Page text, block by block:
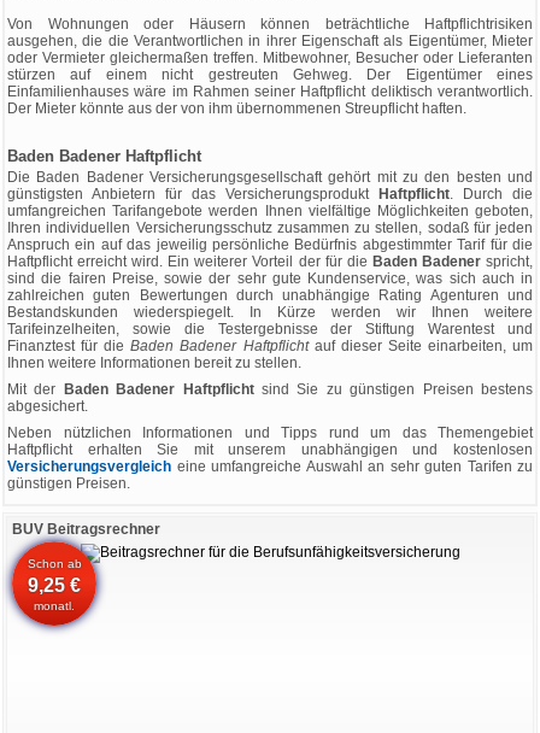
Von Wohnungen oder Häusern können beträchtliche Haftpflichtrisiken
ausgehen, die die Verantwortlichen in ihrer Eigenschaft als Eigentümer, Mieter
oder Vermieter gleichermaßen treffen. Mitbewohner, Besucher oder Lieferanten
stürzen auf einem nicht gestreuten Gehweg. Der Eigentümer eines
Einfamilienhauses wäre im Rahmen seiner Haftpflicht deliktisch verantwortlich.
Der Mieter könnte aus der von ihm übernommenen Streupflicht haften.
Baden Badener Haftpflicht
Die Baden Badener Versicherungsgesellschaft gehört mit zu den besten und
günstigsten Anbietern für das Versicherungsprodukt
Haftpflicht. Durch die
umfangreichen Tarifangebote werden Ihnen vielfältige Möglichkeiten geboten,
Ihren individuellen Versicherungsschutz zusammen zu stellen, sodaß für jeden
Anspruch ein auf das jeweilig persönliche Bedürfnis abgestimmter Tarif für die
Haftpflicht erreicht wird. Ein weiterer Vorteil der für die Baden Badenerspricht,
sind die fairen Preise, sowie der sehr gute Kundenservice, was sich auch in
zahlreichen guten Bewertungen durch unabhängige Rating Agenturen und
Bestandskunden wiederspiegelt. In Kürze werden wir Ihnen weitere
Tarifeinzelheiten, sowie die Testergebnisse der Stiftung Warentest und
Finanztest für dieBaden Badener Haftpflichtauf dieser Seite einarbeiten, um
Ihnen weitere Informationen bereit zu stellen.
Mit der
Baden Badener Haftpflichtsind Sie zu günstigen Preisen bestens
abgesichert.
Neben nützlichen Informationen und Tipps rund um das Themengebiet
Haftpflicht erhalten Sie mit unserem unabhängigen und kostenlosen
Versicherungsvergleich eine umfangreiche Auswahl an sehr guten Tarifen zu
günstigen Preisen.
BUV Beitragsrechner
Schon ab
9,25 €
monatl.